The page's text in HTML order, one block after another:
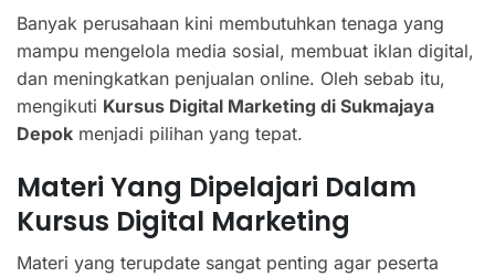
Banyak perusahaan kini membutuhkan tenaga yang
mampu mengelola media sosial, membuat iklan digital,
dan meningkatkan penjualan online. Oleh sebab itu,
mengikuti Kursus Digital Marketing di Sukmajaya
Depok menjadi pilihan yang tepat.
Materi Yang Dipelajari Dalam
Kursus Digital Marketing
Materi yang terupdate sangat penting agar peserta